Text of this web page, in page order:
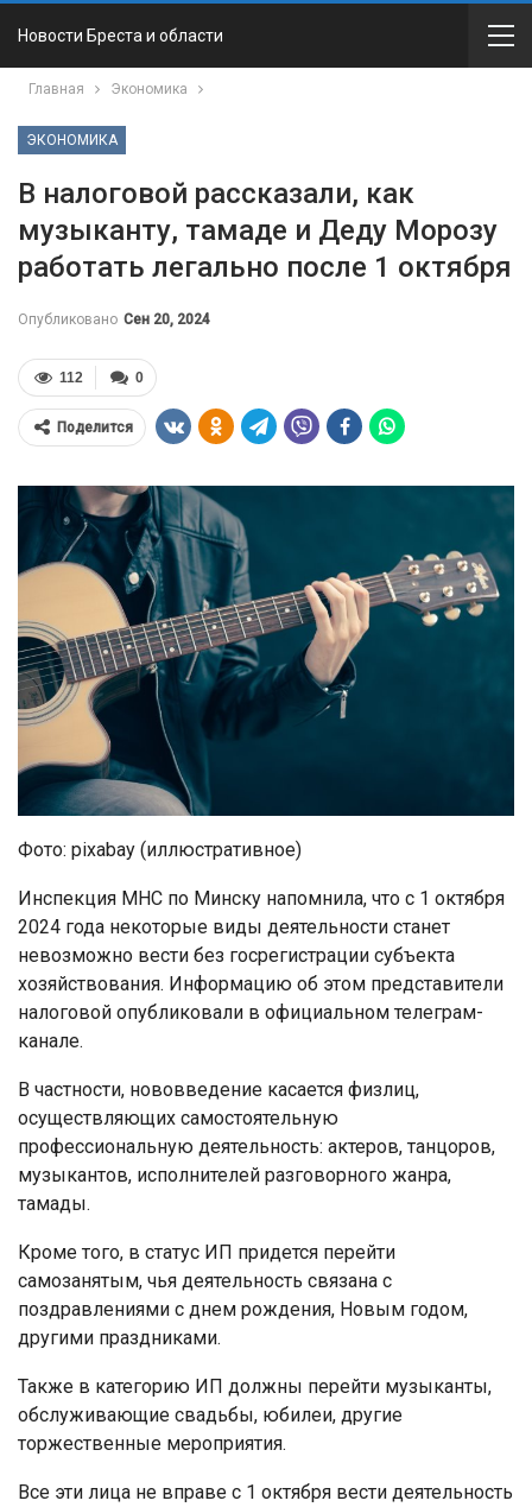
Новости Бреста и области
Главная Экономика
ЭКОНОМИКА
В налоговой рассказали, как
музыканту, тамаде и Деду Морозу
работать легально после 1 октября
Опубликовано Сен 20, 2024
0
112
Поделится
Фото: pixabay (иллюстративное)
Инспекция МНС по Минску напомнила, что с 1 октября
2024 года некоторые виды деятельности станет
невозможно вести без госрегистрации субъекта
хозяйствования. Информацию об этом представители
налоговой опубликовали в официальном телеграм-
канале.
В частности, нововведение касается физлиц,
осуществляющих самостоятельную
профессиональную деятельность: актеров, танцоров,
музыкантов, исполнителей разговорного жанра,
тамады.
Кроме того, в статус ИП придется перейти
самозанятым, чья деятельность связана с
поздравлениями с днем рождения, Новым годом,
другими праздниками.
Также в категорию ИП должны перейти музыканты,
обслуживающие свадьбы, юбилеи, другие
торжественные мероприятия.
Все эти лица не вправе с 1 октября вести деятельность